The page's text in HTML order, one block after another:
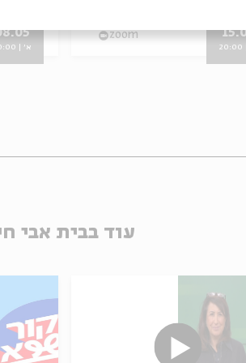
zoom
א' | 20:00
עוד בבית אבי